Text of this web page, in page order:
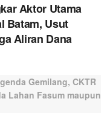
Aktor Utama
Batam, Usut
Aliran Dana